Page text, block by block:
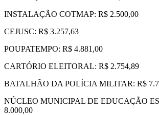
INSTALAÇÃO COTMAP: R$ 2.500,00
CEJUSC: R$ 3.257,63
POUPATEMPO: R$ 4.881,00
CARTÓRIO ELEITORAL: R$ 2.754,89
BATALHÃO DA POLÍCIA MILITAR: R$
NÚCLEO MUNICIPAL DE EDUCAÇÃO
8.000,00